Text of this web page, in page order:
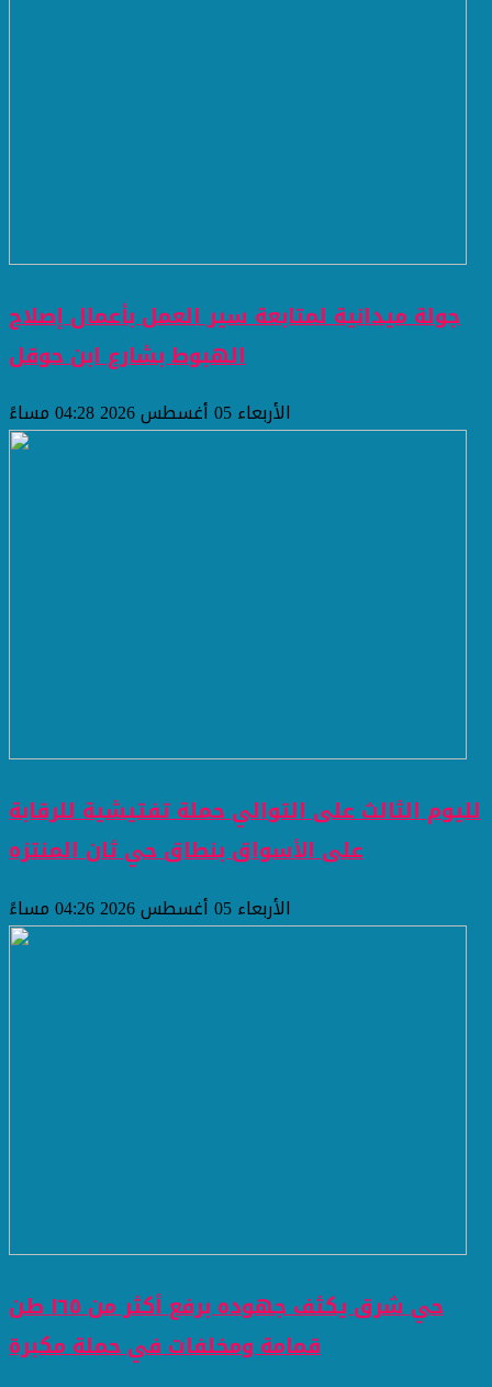
جولة ميدانية لمتابعة سير العمل بأعمال إصلاح
الهبوط بشارع ابن حوقل
الأربعاء 05 أغسطس 2026 04:28 مساءً
لليوم الثالث على التوالي حملة تفتيشية للرقابة
على الأسواق بنطاق حي ثان المنتزه
الأربعاء 05 أغسطس 2026 04:26 مساءً
حي شرق يكثف جهوده برفع أكثر من ١٦٥ طن
قمامة ومخلفات في حملة مكبرة